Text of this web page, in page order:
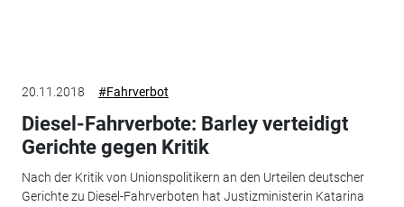
20.11.2018 #Fahrverbot
Diesel-Fahrverbote: Barley verteidigt
Gerichte gegen Kritik
Nach der Kritik von Unionspolitikern an den Urteilen deutscher
Gerichte zu Diesel-Fahrverboten hat Justizministerin Katarina